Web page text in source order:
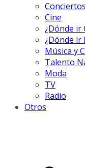
Conciertos
Cine
¿Dónde ir
¿Dónde ir
Música y
Talento
Moda
TV
Radio
Otros